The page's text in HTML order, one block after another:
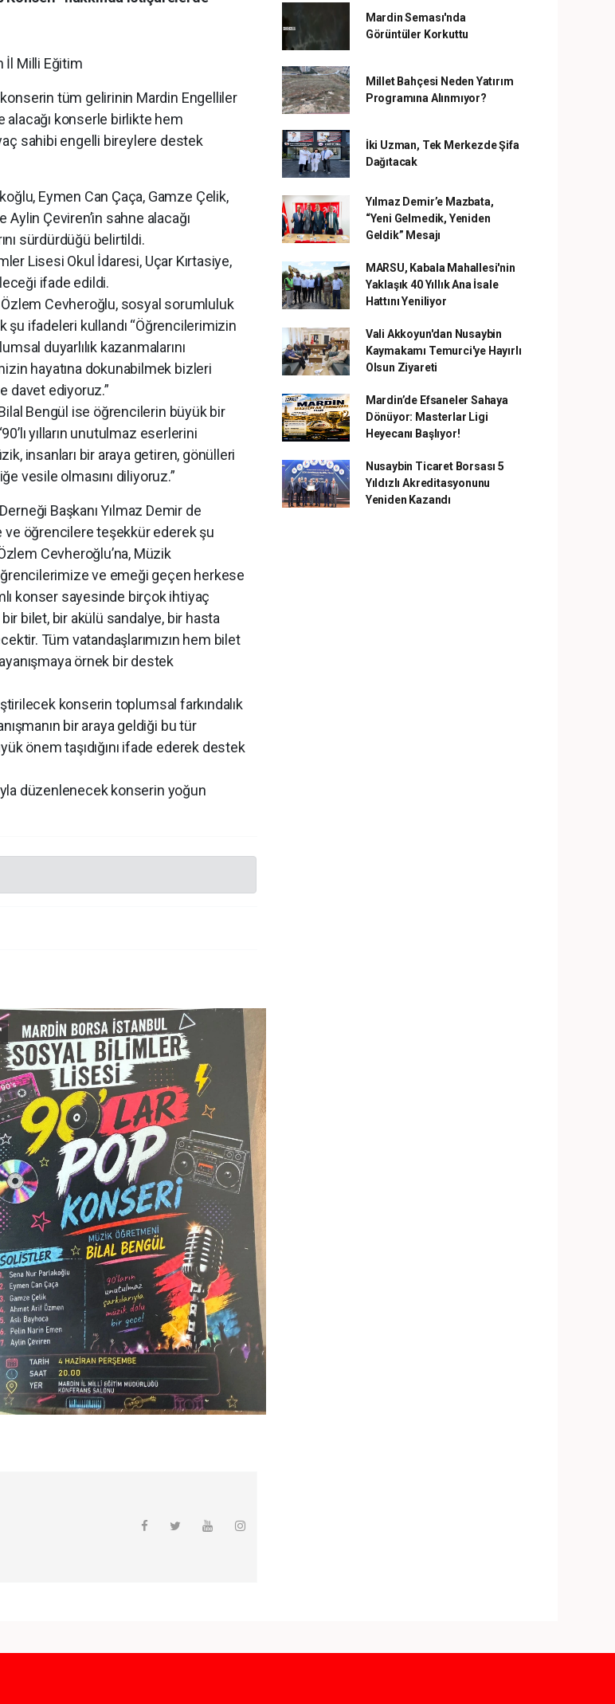
İl Milli Eğitim
tüm gelirinin Mardin Engelliler
alacağı konserle birlikte hem
sahibi engelli bireylere destek
Eymen Can Çaça, Gamze Çelik,
Çeviren’in sahne alacağı
sürdürdüğü belirtildi.
Lisesi Okul İdaresi, Uçar Kırtasiye,
ifade edildi.
Cevheroğlu, sosyal sorumluluk
şu ifadeleri kullandı “Öğrencilerimizin
duyarlılık kazanmalarını
hayatına dokunabilmek bizleri
davet ediyoruz.”
Bengül ise öğrencilerin büyük bir
yılların unutulmaz eserlerini
insanları bir araya getiren, gönülleri
vesile olmasını diliyoruz.”
Başkanı Yılmaz Demir de
öğrencilere teşekkür ederek şu
Cevheroğlu’na, Müzik
ve emeği geçen herkese
konser sayesinde birçok ihtiyaç
bilet, bir akülü sandalye, bir hasta
Tüm vatandaşlarımızın hem bilet
örnek bir destek
konserin toplumsal farkındalık
bir araya geldiği bu tür
önem taşıdığını ifade ederek destek
düzenlenecek konserin yoğun
Mardin Seması'nda
Görüntüler Korkuttu
Millet Bahçesi Neden Yatırım
Programına Alınmıyor?
İki Uzman, Tek Merkezde Şifa
Dağıtacak
Yılmaz Demir’e Mazbata,
“Yeni Gelmedik, Yeniden
Geldik” Mesajı
MARSU, Kabala Mahallesi'nin
Yaklaşık 40 Yıllık Ana İsale
Hattını Yeniliyor
Vali Akkoyun'dan Nusaybin
Kaymakamı Temurci'ye Hayırlı
Olsun Ziyareti
Mardin’de Efsaneler Sahaya
Dönüyor: Masterlar Ligi
Heyecanı Başlıyor!
Nusaybin Ticaret Borsası 5
Yıldızlı Akreditasyonunu
Yeniden Kazandı